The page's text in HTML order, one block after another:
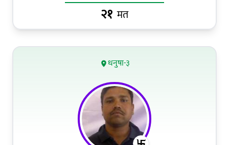
२१ मत
धनुषा-३